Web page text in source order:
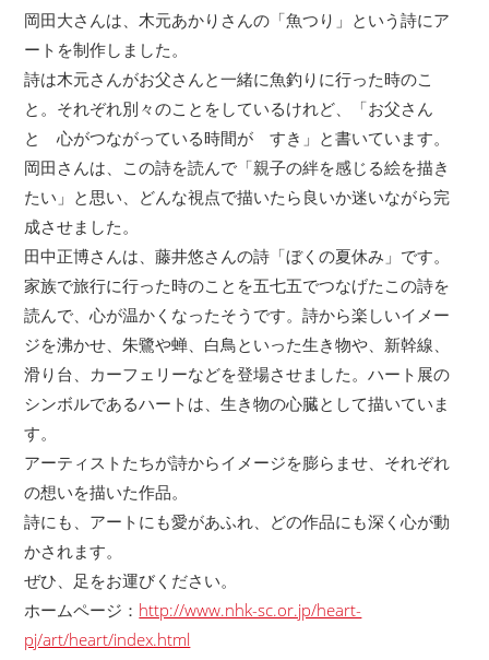
岡田大さんは、木元あかりさんの「魚つり」という詩にア
ートを制作しました。
詩は木元さんがお父さんと一緒に魚釣りに行った時のこ
と。それぞれ別々のことをしているけれど、「お父さん
と 心がつながっている時間が すき」と書いています。
岡田さんは、この詩を読んで「親子の絆を感じる絵を描き
たい」と思い、どんな視点で描いたら良いか迷いながら完
成させました。
田中正博さんは、藤井悠さんの詩「ぼくの夏休み」です。
家族で旅行に行った時のことを五七五でつなげたこの詩を
読んで、心が温かくなったそうです。詩から楽しいイメー
ジを沸かせ、朱鷺や蝉、白鳥といった生き物や、新幹線、
滑り台、カーフェリーなどを登場させました。ハート展の
シンボルであるハートは、生き物の心臓として描いていま
す。
アーティストたちが詩からイメージを膨らませ、それぞれ
の想いを描いた作品。
詩にも、アートにも愛があふれ、どの作品にも深く心が動
かされます。
ぜひ、足をお運びください。
ホームページ： http://www.nhk-sc.or.jp/heart-
pj/art/heart/index.html